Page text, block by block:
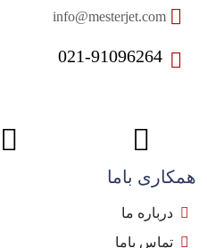
021-91096264
همکاری باما
درباره ما
تماس باما